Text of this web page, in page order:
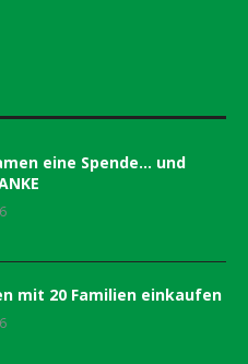
eine Spende… und
mit 20 Familien einkaufen